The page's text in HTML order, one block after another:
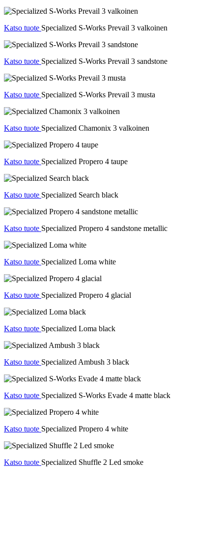
Katso tuote Specialized S-Works Prevail 3 valkoinen
Katso tuote Specialized S-Works Prevail 3 sandstone
Katso tuote Specialized S-Works Prevail 3 musta
Katso tuote Specialized Chamonix 3 valkoinen
Katso tuote Specialized Propero 4 taupe
Katso tuote Specialized Search black
Katso tuote Specialized Propero 4 sandstone metallic
Katso tuote Specialized Loma white
Katso tuote Specialized Propero 4 glacial
Katso tuote Specialized Loma black
Katso tuote Specialized Ambush 3 black
Katso tuote Specialized S-Works Evade 4 matte black
Katso tuote Specialized Propero 4 white
Katso tuote Specialized Shuffle 2 Led smoke